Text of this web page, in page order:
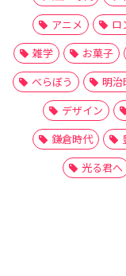
アニメ
ロ
雑学
お菓子
べらぼう
明治
デザイン
鎌倉時代
光る君へ